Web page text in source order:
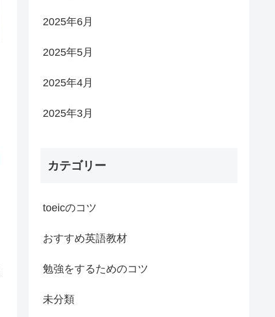
2025年6月
2025年5月
2025年4月
2025年3月
カテゴリー
toeicのコツ
おすすめ英語教材
勉強をするためのコツ
未分類